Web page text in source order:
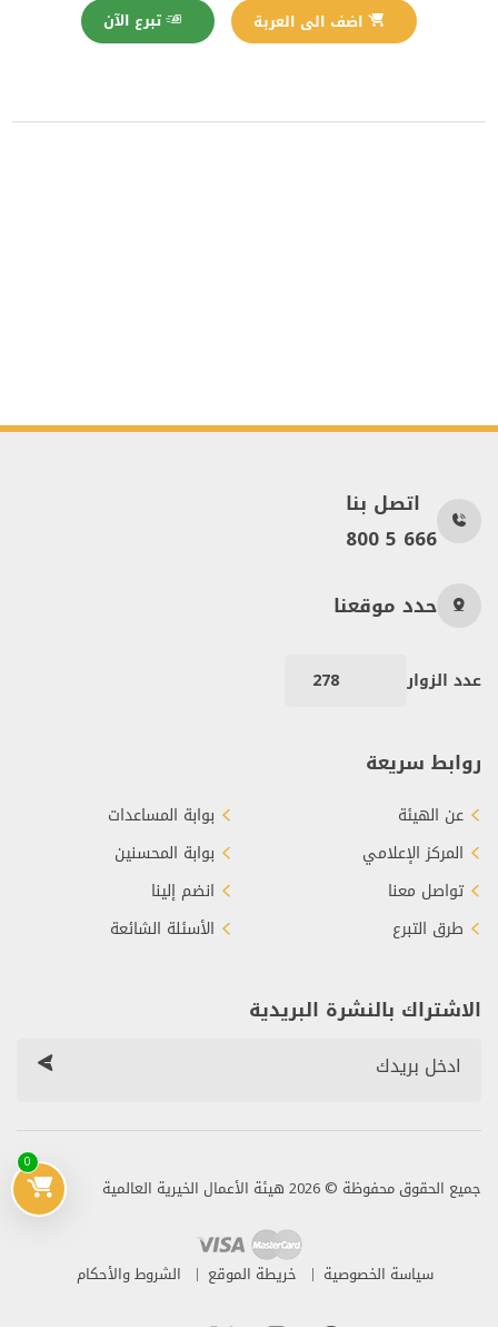
0
اتصل بنا
800 5 666
حدد موقعنا
عدد الزوار 278
روابط سريعة
عن الهيئة
المركز الإعلامي
تواصل معنا
طرق التبرع
بوابة المساعدات
بوابة المحسنين
انضم إلينا
الأسئلة الشائعة
الاشتراك بالنشرة البريدية
جميع الحقوق محفوظة © 2026 هيئة الأعمال الخيرية العالمية
سياسة الخصوصية خريطة الموقع الشروط والأحكام